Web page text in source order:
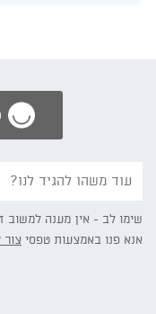
תפרט/י:
שימו לב - אין מענה למשוב
אנא פנו באמצעות טפסי